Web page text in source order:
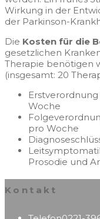
Wirkung in der
der Parkinson-
Die Kosten für die
gesetzlichen
Therapie benötigen
(insgesamt: 20
Woche
pro Woche
Prosodie und
Kontakt